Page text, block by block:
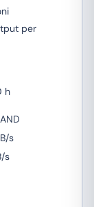
per
h
s
s